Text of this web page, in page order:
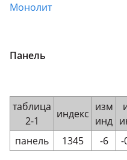
Монолит
Панель
таблица
2-1
индекс
изм
инд
панель
1345 -6 -